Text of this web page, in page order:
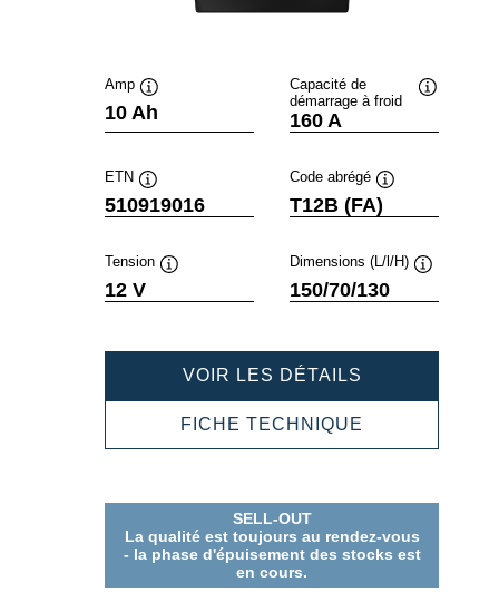
Amp
Infobulle
10 Ah
Capacité de
démarrage à froid
160 A
ETN
Infobulle
510919016
Code abrégé
T12B (FA)
Tension
12 V
Dimensions (L/l/H)
150/70/130
VOIR LES DÉTAILS
ACTIVE
510919016
FICHE TECHNIQUE
SELL-OUT
La qualité est toujours au rendez-vous
- la phase d'épuisement des stocks est
en cours.